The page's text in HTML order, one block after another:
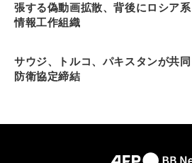
張する偽動画拡散、背後にロシア系
情報工作組織
サウジ、トルコ、パキスタンが共同
防衛協定締結